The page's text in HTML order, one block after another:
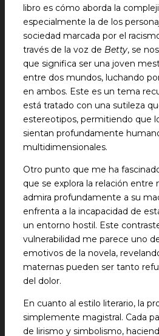
libro es cómo aborda la
especialmente la de los
sociedad marcada por el
través de la voz de Betty, se
que significa ser una joven
entre dos mundos, luchando
en ambos. Este es un tema
está tratado con una sutileza
estereotipos, permitiendo que
sientan profundamente
multidimensionales.
Otro punto que me ha
que se explora la relación entre
admira profundamente a su
enfrenta a la incapacidad de
un entorno hostil. Este
vulnerabilidad me parece uno
emotivos de la novela,
maternas pueden ser tanto
del dolor.
En cuanto al estilo literario, la
simplemente magistral. Cada
de lirismo y simbolismo,